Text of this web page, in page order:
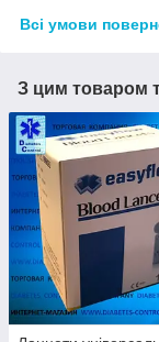
Всі умови
З цим товаром